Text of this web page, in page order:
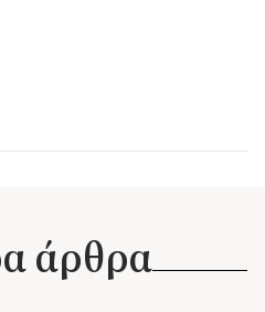
άρθρα